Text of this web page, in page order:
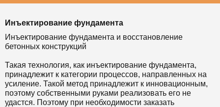
Инъектирование фундамента
Инъектирование фундамента и восстановление
бетонных конструкций
Такая технология, как инъектирование фундамента,
принадлежит к категории процессов, направленных на
усиление. Такой метод принадлежит к инновационным,
поэтому собственными руками реализовать его не
удастся. Поэтому при необходимости заказать